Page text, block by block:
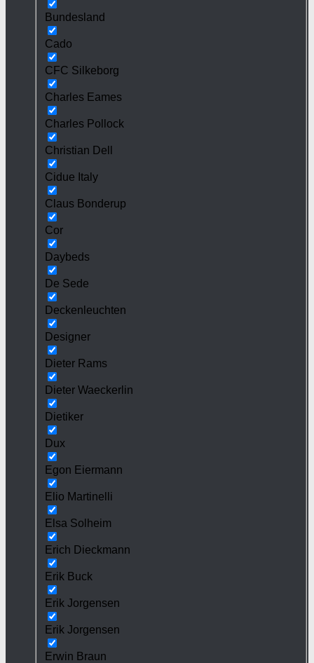
Bundesland
Cado
CFC Silkeborg
Charles Eames
Charles Pollock
Christian Dell
Cidue Italy
Claus Bonderup
Cor
Daybeds
De Sede
Deckenleuchten
Designer
Dieter Rams
Dieter Waeckerlin
Dietiker
Dux
Egon Eiermann
Elio Martinelli
Elsa Solheim
Erich Dieckmann
Erik Buck
Erik Jorgensen
Erik Jorgensen
Erwin Braun